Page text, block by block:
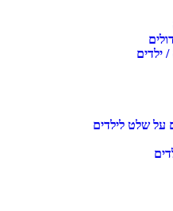
ילדים
על שלט לילדים